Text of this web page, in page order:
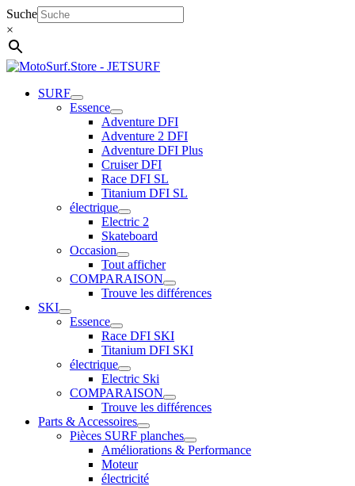
Aller
au
contenu
Suche
×
SURF
Essence
Adventure DFI
Adventure 2 DFI
Adventure DFI Plus
Cruiser DFI
Race DFI SL
Titanium DFI SL
électrique
Electric 2
Skateboard
Occasion
Tout afficher
COMPARAISON
Trouve les différences
SKI
Essence
Race DFI SKI
Titanium DFI SKI
électrique
Electric Ski
COMPARAISON
Trouve les différences
Parts & Accessoires
Pièces SURF planches
Améliorations & Performance
Moteur
électricité